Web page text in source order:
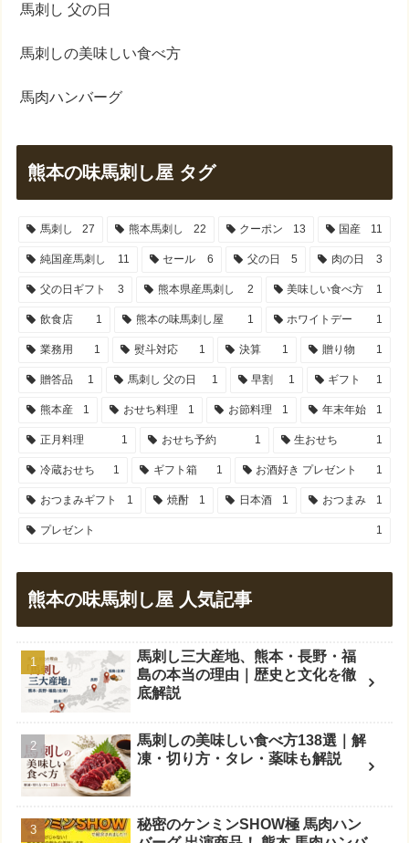
馬刺し 父の日
馬刺しの美味しい食べ方
馬肉ハンバーグ
熊本の味馬刺し屋 タグ
馬刺し 27 熊本馬刺し 22 クーポン 13 国産 11
純国産馬刺し 11 セール 6 父の日 5 肉の日 3
父の日ギフト 3 熊本県産馬刺し 2 美味しい食べ方 1
飲食店 1 熊本の味馬刺し屋 1 ホワイトデー 1
業務用 1 熨斗対応 1 決算 1 贈り物 1
贈答品 1 馬刺し 父の日 1 早割 1 ギフト 1
熊本産 1 おせち料理 1 お節料理 1 年末年始 1
正月料理 1 おせち予約 1 生おせち 1
冷蔵おせち 1 ギフト箱 1 お酒好き プレゼント 1
おつまみギフト 1 焼酎 1 日本酒 1 おつまみ 1
プレゼント 1
熊本の味馬刺し屋 人気記事
馬刺し三大産地、熊本・長野・福
島の本当の理由｜歴史と文化を徹
底解説
馬刺しの美味しい食べ方138選｜解
凍・切り方・タレ・薬味も解説
秘密のケンミンSHOW極 馬肉ハン